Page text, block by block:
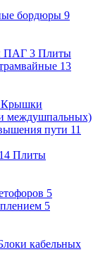
бордюры 9
ПАГ 3 Плиты
13
Крышки
междушпальных)
пути 11
14 Плиты
5
5
кабельных